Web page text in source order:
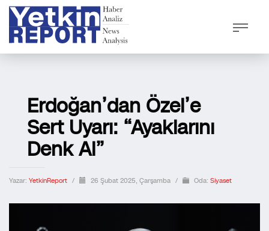
Erdoğan’dan Özel’e
Sert Uyarı: “Ayaklarını
Denk Al”
Yazar: YetkinReport / 26 Şubat 2025, Çarşamba / Oda: Siyaset